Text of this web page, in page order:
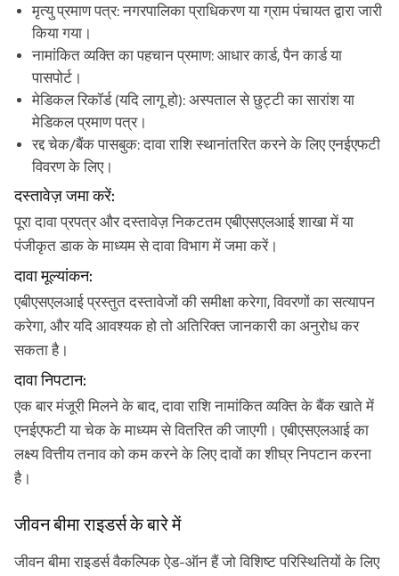
मृत्यु प्रमाण पत्र: नगरपालिका प्राधिकरण या ग्राम पंचायत द्वारा जारी
किया गया।
नामांकित व्यक्ति का पहचान प्रमाण: आधार कार्ड, पैन कार्ड या
पासपोर्ट।
मेडिकल रिकॉर्ड (यदि लागू हो): अस्पताल से छुट्टी का सारांश या
मेडिकल प्रमाण पत्र।
रद्द चेक/बैंक पासबुक: दावा राशि स्थानांतरित करने के लिए एनईएफटी
विवरण के लिए।
दस्तावेज़ जमा करें:
पूरा दावा प्रपत्र और दस्तावेज़ निकटतम एबीएसएलआई शाखा में या
पंजीकृत डाक के माध्यम से दावा विभाग में जमा करें।
दावा मूल्यांकन:
एबीएसएलआई प्रस्तुत दस्तावेजों की समीक्षा करेगा, विवरणों का सत्यापन
करेगा, और यदि आवश्यक हो तो अतिरिक्त जानकारी का अनुरोध कर
सकता है।
दावा निपटान:
एक बार मंजूरी मिलने के बाद, दावा राशि नामांकित व्यक्ति के बैंक खाते में
एनईएफटी या चेक के माध्यम से वितरित की जाएगी। एबीएसएलआई का
लक्ष्य वित्तीय तनाव को कम करने के लिए दावों का शीघ्र निपटान करना
है।
जीवन बीमा राइडर्स के बारे में
जीवन बीमा राइडर्स वैकल्पिक ऐड-ऑन हैं जो विशिष्ट परिस्थितियों के लिए